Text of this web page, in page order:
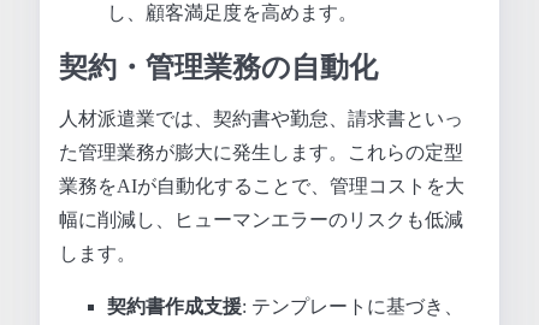
し、顧客満足度を高めます。
契約・管理業務の自動化
人材派遣業では、契約書や勤怠、請求書といっ
た管理業務が膨大に発生します。これらの定型
業務をAIが自動化することで、管理コストを大
幅に削減し、ヒューマンエラーのリスクも低減
します。
契約書作成支援: テンプレートに基づき、